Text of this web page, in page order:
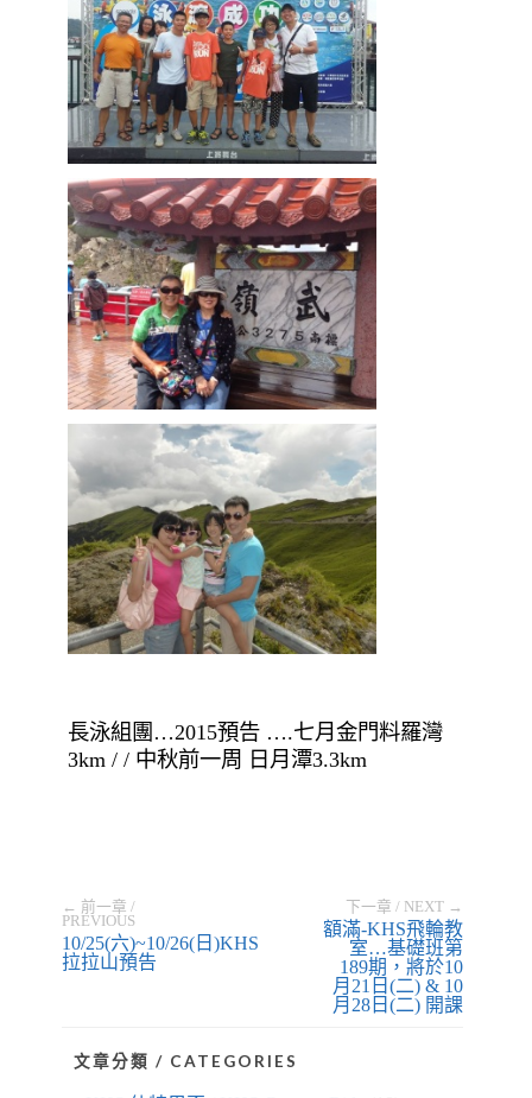
長泳組團…2015預告 ….七月金門料羅灣
3km / / 中秋前一周 日月潭3.3km
← 前一章 /
PREVIOUS
10/25(六)~10/26(日)KHS
拉拉山預告
下一章 / NEXT →
額滿-KHS飛輪教
室…基礎班第
189期，將於10
月21日(二) & 10
月28日(二) 開課
文章分類 / CATEGORIES